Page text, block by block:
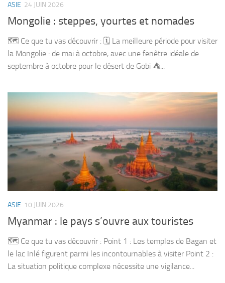
ASIE 24 JUIN 2026
Mongolie : steppes, yourtes et nomades
🗺️ Ce que tu vas découvrir : 🗓️ La meilleure période pour visiter
la Mongolie : de mai à octobre, avec une fenêtre idéale de
septembre à octobre pour le désert de Gobi ⛺...
ASIE 10 JUIN 2026
Myanmar : le pays s’ouvre aux touristes
🗺️ Ce que tu vas découvrir : Point 1 : Les temples de Bagan et
le lac Inlé figurent parmi les incontournables à visiter Point 2 :
La situation politique complexe nécessite une vigilance...